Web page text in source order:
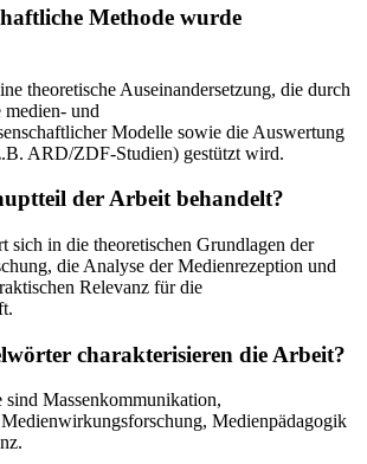
Methode wurde
theoretische Auseinandersetzung, die durch
medien- und
Modelle sowie die Auswertung
ARD/ZDF-Studien) gestützt wird.
der Arbeit behandelt?
sich in die theoretischen Grundlagen der
die Analyse der Medienrezeption und
Relevanz für die
charakterisieren die Arbeit?
Massenkommunikation,
Medienpädagogik